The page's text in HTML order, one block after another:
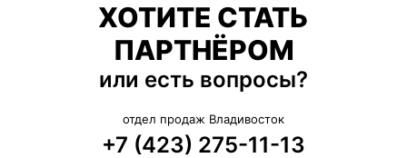
ХОТИТЕ СТАТЬ
ПАРТНЁРОМ
или есть вопросы?
отдел продаж Владивосток
+7 (423) 275-11-13